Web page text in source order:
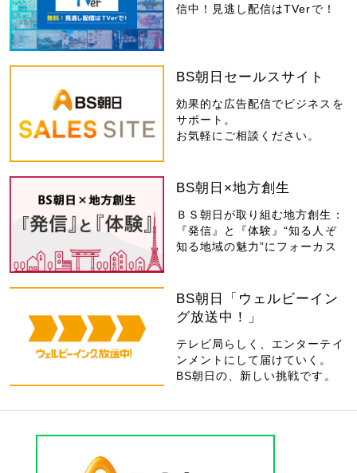
信中！見逃し配信はTVerで！
BS朝日セールスサイト
効果的な広告配信でビジネスを
サポート。
お気軽にご相談ください。
BS朝日×地方創生
ＢＳ朝日が取り組む地方創生：
『発信』と『体験』“知る人ぞ
知る地域の魅力”にフォーカス
BS朝日「ウェルビーイン
グ放送中！」
テレビ局らしく、エンターテイ
ンメントにして届けていく。
BS朝日の、新しい挑戦です。